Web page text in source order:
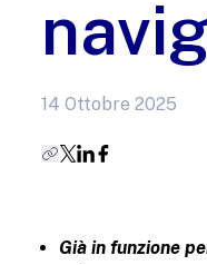
14 Ottobre 2025
Già in funzione